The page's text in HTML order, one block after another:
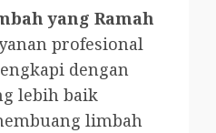
yang Ramah
profesional
dengan
lebih baik
limbah